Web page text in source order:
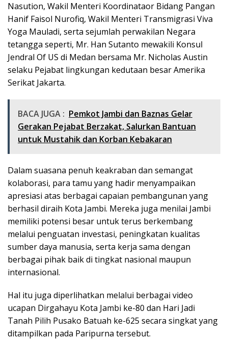
Nasution, Wakil Menteri Koordinataor Bidang Pangan
Hanif Faisol Nurofiq, Wakil Menteri Transmigrasi Viva
Yoga Mauladi, serta sejumlah perwakilan Negara
tetangga seperti, Mr. Han Sutanto mewakili Konsul
Jendral Of US di Medan bersama Mr. Nicholas Austin
selaku Pejabat lingkungan kedutaan besar Amerika
Serikat Jakarta.
BACA JUGA : Pemkot Jambi dan Baznas Gelar
Gerakan Pejabat Berzakat, Salurkan Bantuan
untuk Mustahik dan Korban Kebakaran
Dalam suasana penuh keakraban dan semangat
kolaborasi, para tamu yang hadir menyampaikan
apresiasi atas berbagai capaian pembangunan yang
berhasil diraih Kota Jambi. Mereka juga menilai Jambi
memiliki potensi besar untuk terus berkembang
melalui penguatan investasi, peningkatan kualitas
sumber daya manusia, serta kerja sama dengan
berbagai pihak baik di tingkat nasional maupun
internasional.
Hal itu juga diperlihatkan melalui berbagai video
ucapan Dirgahayu Kota Jambi ke-80 dan Hari Jadi
Tanah Pilih Pusako Batuah ke-625 secara singkat yang
ditampilkan pada Paripurna tersebut.